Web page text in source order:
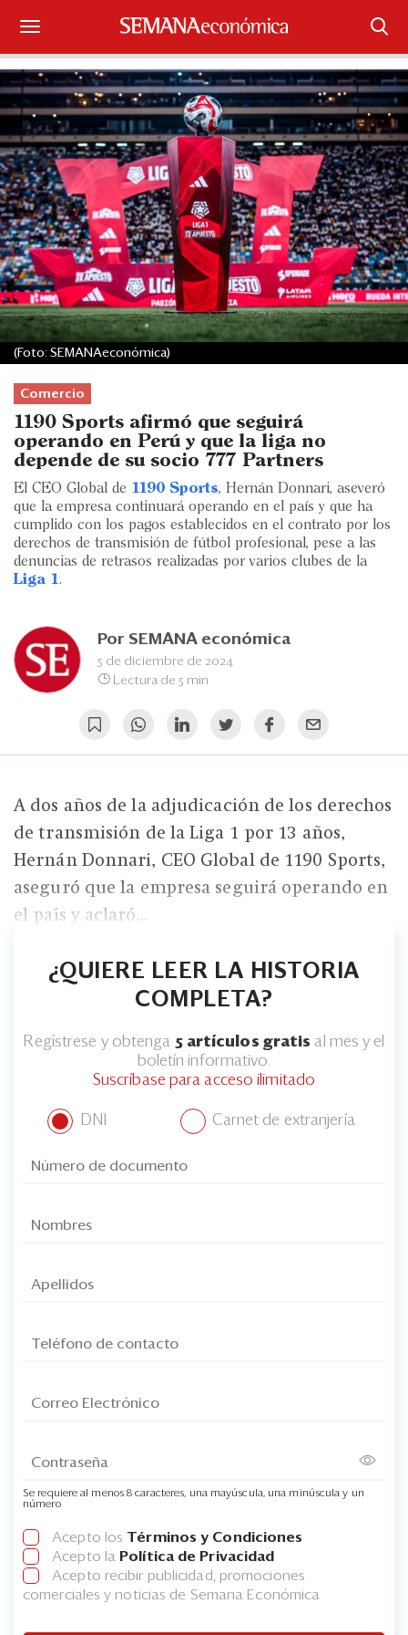
Suscríbase
Iniciar sesión
Portada
¿Qué está pasando?
Sectores y Empresas
Management
Economía y Finanzas
Legal y Política
Eventos
Blogs
Ranking CEO
Edición Impresa
Comercio
1190 Sports afirmó que seguirá
operando en Perú y que la liga no
depende de su socio 777 Partners
El CEO Global de 1190 Sports, Hernán Donnari, aseveró
que la empresa continuará operando en el país y que ha
cumplido con los pagos establecidos en el contrato por los
derechos de transmisión de fútbol profesional, pese a las
denuncias de retrasos realizadas por varios clubes de la
Liga 1 .
Por SEMANA económica
5 de diciembre de 2024
Lectura de 5 min
(Foto: SEMANAeconómica)
A dos años de la adjudicación de los derechos
de transmisión de la Liga 1 por 13 años,
Hernán Donnari, CEO Global de 1190 Sports,
aseguró que la empresa seguirá operando en
el país y aclaró...
¿QUIERE LEER LA HISTORIA
COMPLETA?
Regístrese y obtenga 5 artículos gratis al mes y el
boletín informativo.
Suscríbase para acceso ilimitado
DNI Carnet de extranjería
Se requiere al menos 8 caracteres, una mayúscula, una minúscula y un
número
Acepto los Términos y Condiciones
Acepto la Política de Privacidad
Acepto recibir publicidad, promociones
comerciales y noticias de Semana Económica